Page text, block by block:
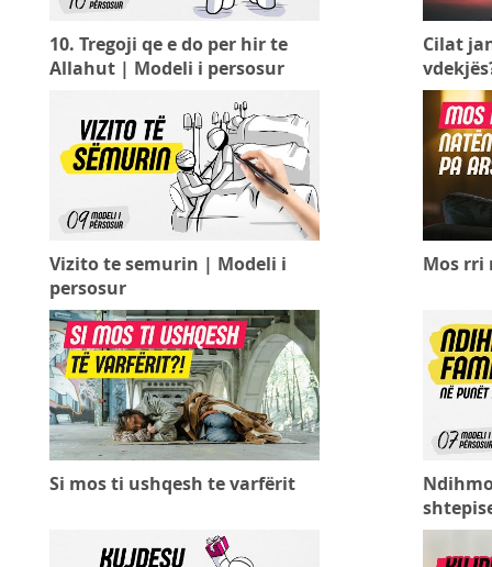
10. Tregoji qe e do per hir te
Allahut | Modeli i persosur
Cilat
Vizito te semurin | Modeli i
persosur
Mos rri
Si mos ti ushqesh te varfërit